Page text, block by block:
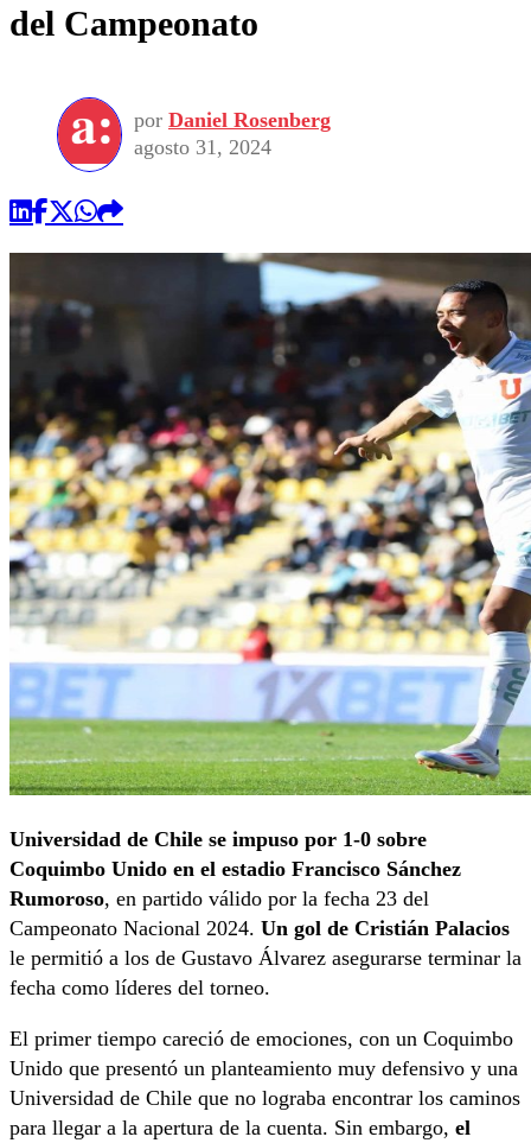
del Campeonato
por Daniel Rosenberg
agosto 31, 2024
Universidad de Chile se impuso por 1-0 sobre
Coquimbo Unido en el estadio Francisco Sánchez
Rumoroso, en partido válido por la fecha 23 del
Campeonato Nacional 2024. Un gol de Cristián Palacios
le permitió a los de Gustavo Álvarez asegurarse terminar la
fecha como líderes del torneo.
El primer tiempo careció de emociones, con un Coquimbo
Unido que presentó un planteamiento muy defensivo y una
Universidad de Chile que no lograba encontrar los caminos
para llegar a la apertura de la cuenta. Sin embargo, el